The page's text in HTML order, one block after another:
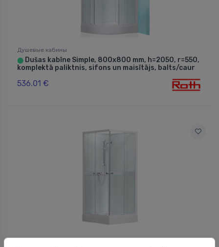
Душевые кабины
⬤ Dušas kabīne Simple, 800x800 mm, h=2050, r=550,
komplektā paliktnis, sifons un maisītājs, balts/caur
536.01 €